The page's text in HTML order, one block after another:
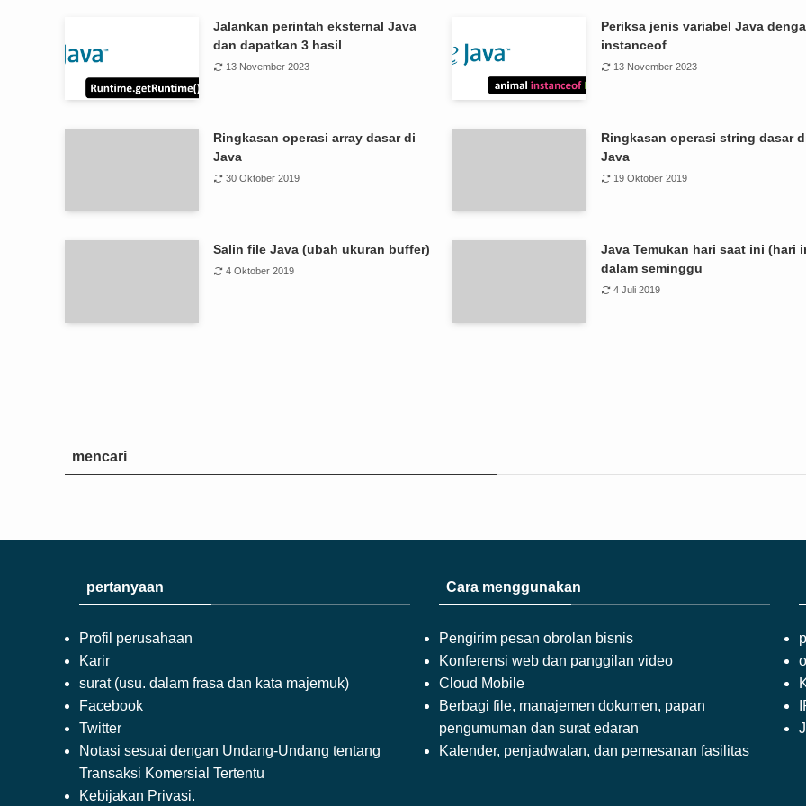
Jalankan perintah eksternal Java
dan dapatkan 3 hasil
13 November 2023
Periksa jenis variabel Java
instanceof
13 November 2023
Ringkasan operasi array dasar di
Java
30 Oktober 2019
Ringkasan operasi string dasar
Java
19 Oktober 2019
Salin file Java (ubah ukuran buffer)
4 Oktober 2019
Java Temukan hari saat ini (hari
dalam seminggu
4 Juli 2019
mencari
pertanyaan
Profil perusahaan
Karir
surat (usu. dalam frasa dan kata majemuk)
Facebook
Twitter
Notasi sesuai dengan Undang-Undang tentang
Transaksi Komersial Tertentu
Kebijakan Privasi.
Cara menggunakan
Pengirim pesan obrolan bisnis
Konferensi web dan panggilan video
Cloud Mobile
Berbagi file, manajemen dokumen, papan
pengumuman dan surat edaran
Kalender, penjadwalan, dan pemesanan fasilitas